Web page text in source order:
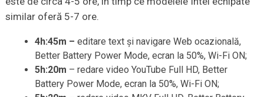
similar oferă 5-7 ore.
4h:45m – editare text și navigare Web ocazională,
Better Battery Power Mode, ecran la 50%, Wi-Fi ON;
5h:20m – redare video YouTube Full HD, Better
Battery Power Mode, ecran la 50%, Wi-Fi ON;